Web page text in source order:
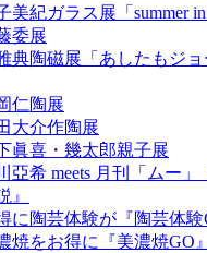
美紀ガラス展「summer in
委展
典陶磁展「あしたもジョ
仁陶展
大介作陶展
眞喜・幾太郎親子展
亞希 meets 月刊「ムー
』
に陶芸体験が『陶芸体験
焼をお得に『美濃焼GO』